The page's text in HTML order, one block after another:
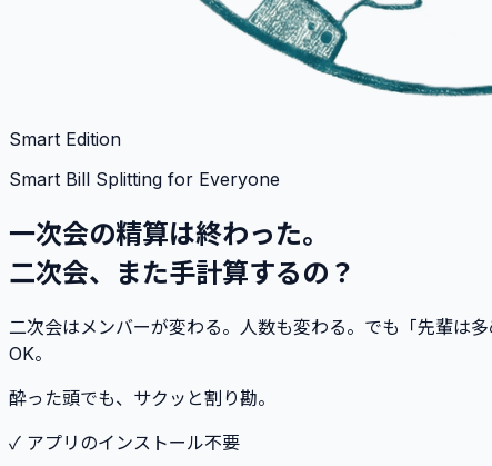
Smart Edition
Smart Bill Splitting for Everyone
一次会の精算は終わった。
二次会、また手計算するの？
二次会はメンバーが変わる。人数も変わる。でも「先輩
OK。
酔った頭でも、サクッと割り勘。
✓ アプリのインストール不要